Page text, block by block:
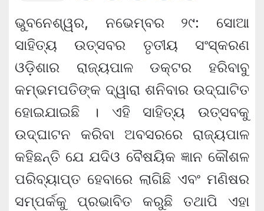
ଭୁବନେଶ୍ୱର, ନଭେମ୍ବର ୨୯: ସୋଆ
ସାହିତ୍ୟ ଉତ୍ସବର ତୃତୀୟ ସଂସ୍କରଣ
ଓଡ଼ିଶାର ରାଜ୍ୟପାଳ ଡକ୍ଟର ହରିବାବୁ
କମ୍ଭମପତିଙ୍କ ଦ୍ୱାରା ଶନିବାର ଉଦ୍‌ଘାଟିତ
ହୋଇଯାଇଛି । ଏହି ସାହିତ୍ୟ ଉତ୍ସବକୁ
ଉଦ୍‌ଘାଟନ କରିବା ଅବସରରେ ରାଜ୍ୟପାଳ
କହିଛନ୍ତି ଯେ ଯଦିଓ ବୈଷୟିକ ଜ୍ଞାନ କୌଶଳ
ପରିବ୍ୟାପ୍ତ ହେବାରେ ଲାଗିଛି ଏବଂ ମଣିଷର
ସମ୍ପର୍କକୁ ପ୍ରଭାବିତ କରୁଛି ତଥାପି ଏହା